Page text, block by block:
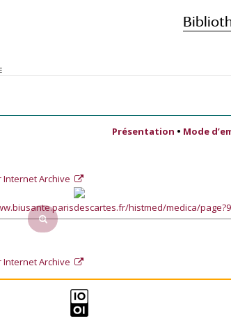
Présentation • Mode
Internet Archive
histmed/medica/
Internet Archive